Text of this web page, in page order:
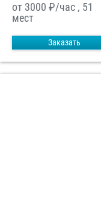
от 3000 ₽/час , 51
мест
Заказать